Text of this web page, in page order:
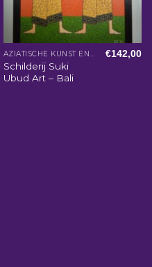
AZIATISCHE KUNST EN WOONACCESSOIRES
Schilderij Suki
Ubud Art – Bali
€142,00